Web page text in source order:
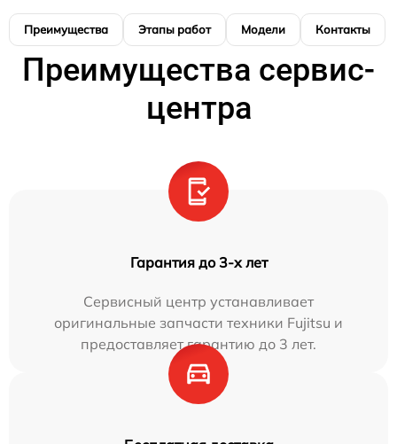
Преимущества Этапы работ Модели Контакты
Преимущества сервис-
центра
Гарантия до 3-х лет
Сервисный центр устанавливает
оригинальные запчасти техники Fujitsu и
предоставляет гарантию до 3 лет.